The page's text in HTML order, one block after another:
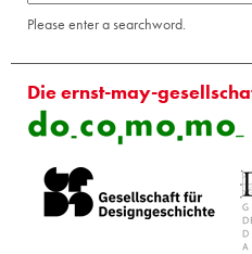
Please enter a searchword.
Die ernst-may-